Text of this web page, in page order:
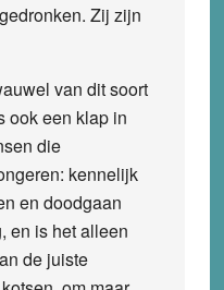
Zij zijn
van dit soort
ook een klap in
die
kennelijk
en doodgaan
en is het alleen
de juiste